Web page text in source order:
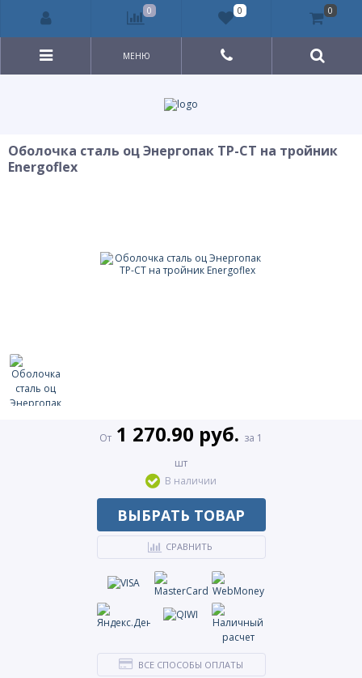
МЕНЮ
Оболочка сталь оц Энергопак ТР-СТ на тройник
Energoflex
От 1 270.90 руб. за 1
шт
В наличии
ВЫБРАТЬ ТОВАР
СРАВНИТЬ
ВСЕ СПОСОБЫ ОПЛАТЫ
0 0 0